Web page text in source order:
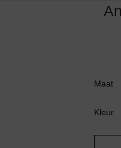
Maat
Kleur